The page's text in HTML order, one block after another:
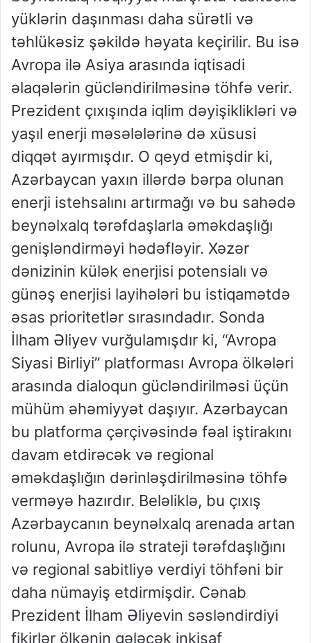
yüklərin daşınması daha sürətli və
təhlükəsiz şəkildə həyata keçirilir. Bu isə
Avropa ilə Asiya arasında iqtisadi
əlaqələrin gücləndirilməsinə töhfə verir.
Prezident çıxışında iqlim dəyişiklikləri və
yaşıl enerji məsələlərinə də xüsusi
diqqət ayırmışdır. O qeyd etmişdir ki,
Azərbaycan yaxın illərdə bərpa olunan
enerji istehsalını artırmağı və bu sahədə
beynəlxalq tərəfdaşlarla əməkdaşlığı
genişləndirməyi hədəfləyir. Xəzər
dənizinin külək enerjisi potensialı və
günəş enerjisi layihələri bu istiqamətdə
əsas prioritetlər sırasındadır. Sonda
İlham Əliyev vurğulamışdır ki, “Avropa
Siyasi Birliyi” platforması Avropa ölkələri
arasında dialoqun gücləndirilməsi üçün
mühüm əhəmiyyət daşıyır. Azərbaycan
bu platforma çərçivəsində fəal iştirakını
davam etdirəcək və regional
əməkdaşlığın dərinləşdirilməsinə töhfə
verməyə hazırdır. Beləliklə, bu çıxış
Azərbaycanın beynəlxalq arenada artan
rolunu, Avropa ilə strateji tərəfdaşlığını
və regional sabitliyə verdiyi töhfəni bir
daha nümayiş etdirmişdir. Cənab
Prezident İlham Əliyevin səsləndirdiyi
fikirlər ölkənin gələcək inkişaf